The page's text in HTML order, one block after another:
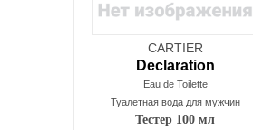
CARTIER
Declaration
Eau de Toilette
Туалетная вода для мужчин
Тестер 100 мл